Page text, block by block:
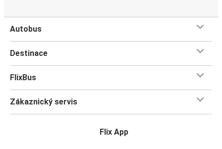
Autobus
Destinace
FlixBus
Zákaznický servis
Flix App